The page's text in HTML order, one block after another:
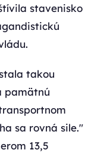
stavenisko
takou
pamätnú
sa rovná sile."
13,5